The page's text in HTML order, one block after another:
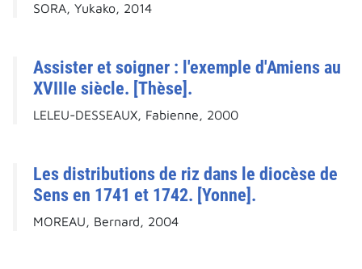
SORA, Yukako, 2014
Assister et soigner : l'exemple d'Amiens au
XVIIIe siècle. [Thèse].
LELEU-DESSEAUX, Fabienne, 2000
Les distributions de riz dans le diocèse de
Sens en 1741 et 1742. [Yonne].
MOREAU, Bernard, 2004